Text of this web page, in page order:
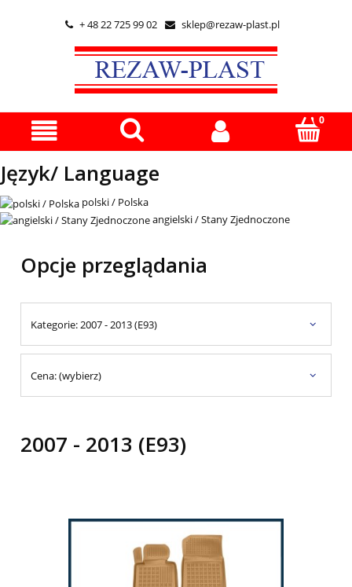
 + 48 22 725 99 02  sklep@rezaw-plast.pl
Język/ Language
polski / Polska
angielski / Stany Zjednoczone
Opcje przeglądania
Kategorie: 2007 - 2013 (E93)
Cena: (wybierz)
2007 - 2013 (E93)